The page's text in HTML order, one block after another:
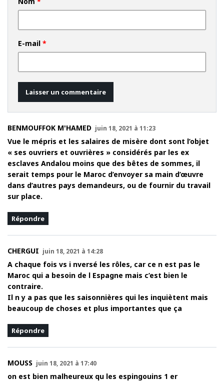
E-mail *
BENMOUFFOK M'HAMED juin 18, 2021 à 11:23
Vue le mépris et les salaires de misère dont sont l’objet
« ses ouvriers et ouvrières » considérés par les ex
esclaves Andalou moins que des bêtes de sommes, il
serait temps pour le Maroc d’envoyer sa main d’œuvre
dans d’autres pays demandeurs, ou de fournir du travail
sur place.
Répondre
CHERGUI juin 18, 2021 à 14:28
A chaque fois vs i nversé les rôles, car ce n est pas le
Maroc qui a besoin de l Espagne mais c’est bien le
contraire.
Il n y a pas que les saisonnières qui les inquiètent mais
beaucoup de choses et plus importantes que ça
Répondre
MOUSS juin 18, 2021 à 17:40
on est bien malheureux qu les espingouins 1 er